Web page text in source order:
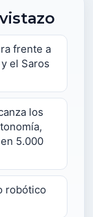
frente a
el Saros
los
5.000
robótico